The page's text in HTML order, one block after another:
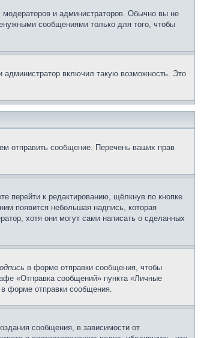
и администраторов. Обычно вы не
сообщениями только для того, чтобы
администратор включил такую возможность. Это
отправить сообщение. Перечень ваших прав
перейти к редактированию, щёлкнув по кнопке
появится небольшая надпись, которая
хотя они могут сами написать о сделанных
в форме отправки сообщения, чтобы
«Отправка сообщений» пункта «Личные
в форме отправки сообщения.
сообщения, в зависимости от